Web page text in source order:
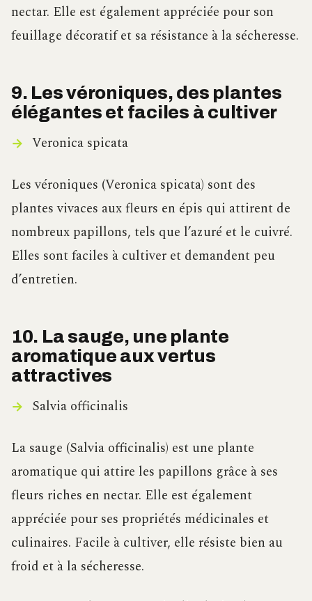
nectar. Elle est également appréciée pour son
feuillage décoratif et sa résistance à la sécheresse.
9. Les véroniques, des plantes
élégantes et faciles à cultiver
Veronica spicata
Les véroniques (Veronica spicata) sont des
plantes vivaces aux fleurs en épis qui attirent de
nombreux papillons, tels que l’azuré et le cuivré.
Elles sont faciles à cultiver et demandent peu
d’entretien.
10. La sauge, une plante
aromatique aux vertus
attractives
Salvia officinalis
La sauge (Salvia officinalis) est une plante
aromatique qui attire les papillons grâce à ses
fleurs riches en nectar. Elle est également
appréciée pour ses propriétés médicinales et
culinaires. Facile à cultiver, elle résiste bien au
froid et à la sécheresse.